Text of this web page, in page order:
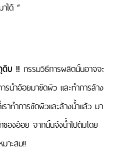
าได้ “
ดิบ !! กรรมวิธีการผลิตนั้นอาจจะ
รนำอ้อยมาขัดผิว และทำการล้าง
าทำการขัดผิวและล้างน้ำแล้ว มา
องอ้อย จากนั้นจึงน้ำไปต้มโดย
าะสม!!